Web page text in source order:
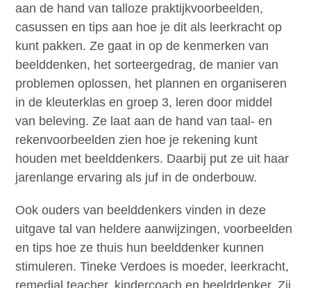
aan de hand van talloze praktijkvoorbeelden,
casussen en tips aan hoe je dit als leerkracht op
kunt pakken. Ze gaat in op de kenmerken van
beelddenken, het sorteergedrag, de manier van
problemen oplossen, het plannen en organiseren
in de kleuterklas en groep 3, leren door middel
van beleving. Ze laat aan de hand van taal- en
rekenvoorbeelden zien hoe je rekening kunt
houden met beelddenkers. Daarbij put ze uit haar
jarenlange ervaring als juf in de onderbouw.
Ook ouders van beelddenkers vinden in deze
uitgave tal van heldere aanwijzingen, voorbeelden
en tips hoe ze thuis hun beelddenker kunnen
stimuleren. Tineke Verdoes is moeder, leerkracht,